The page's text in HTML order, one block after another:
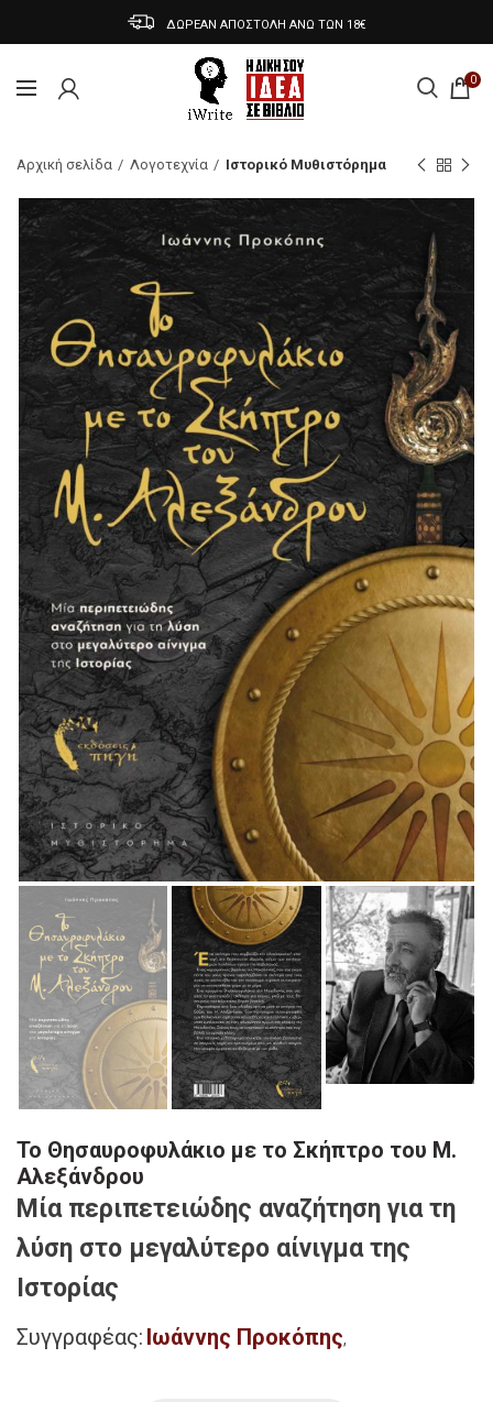
ΔΩΡΕΑΝ ΑΠΟΣΤΟΛΗ ΑΝΩ ΤΩΝ 18€
0
Αρχική σελίδα Λογοτεχνία Ιστορικό Μυθιστόρημα
Το Θησαυροφυλάκιο με το Σκήπτρο του Μ.
Αλεξάνδρου
Μία περιπετειώδης αναζήτηση για τη
λύση στο μεγαλύτερο αίνιγμα της
Ιστορίας
Συγγραφέας: Ιωάννης Προκόπης,